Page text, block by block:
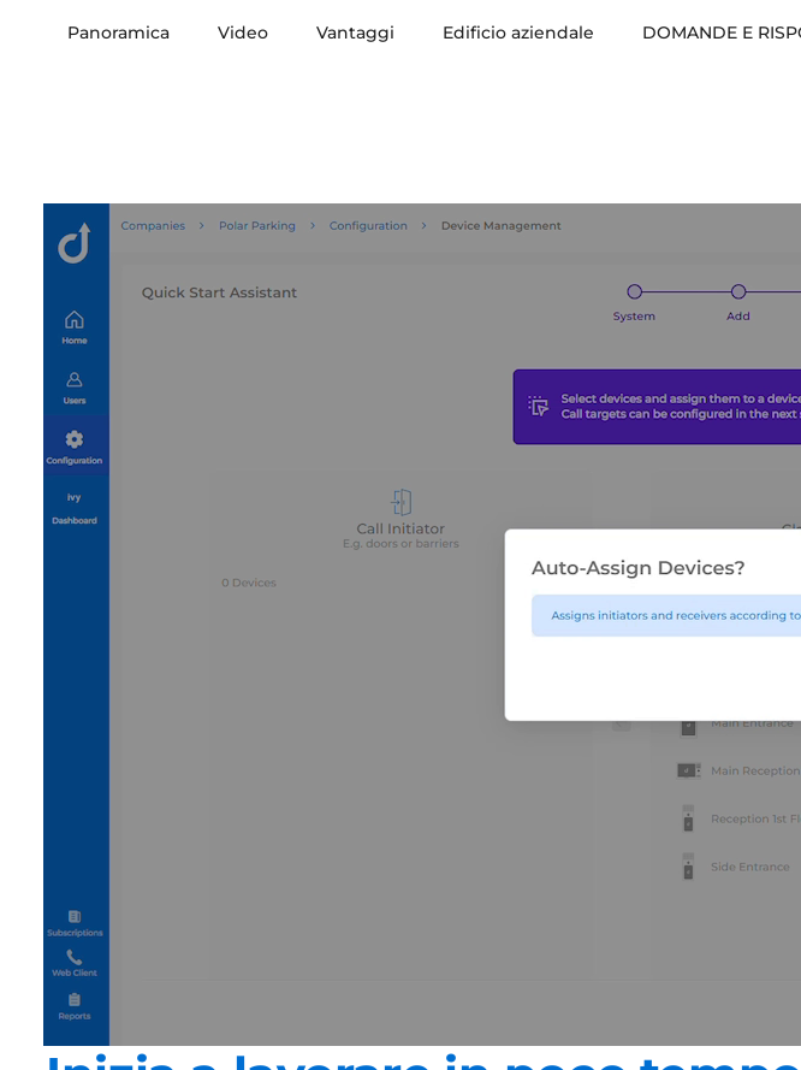
Panoramica Video Vantaggi Edificio aziendale DOMANDE E